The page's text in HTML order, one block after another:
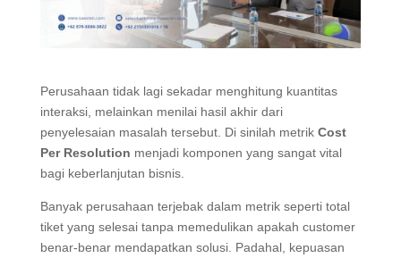
Perusahaan tidak lagi sekadar menghitung kuantitas
interaksi, melainkan menilai hasil akhir dari
penyelesaian masalah tersebut. Di sinilah metrik Cost
Per Resolution menjadi komponen yang sangat vital
bagi keberlanjutan bisnis.
Banyak perusahaan terjebak dalam metrik seperti total
tiket yang selesai tanpa memedulikan apakah customer
benar-benar mendapatkan solusi. Padahal, kepuasan